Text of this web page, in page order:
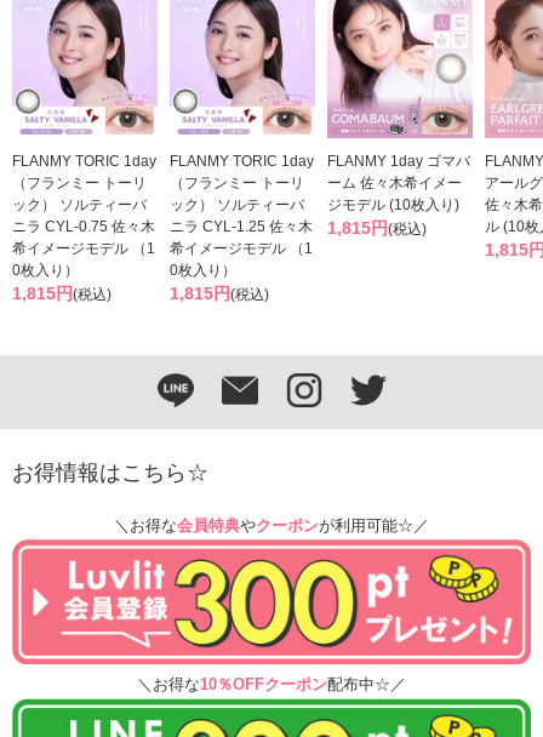
FLANMY TORIC 1day
（フランミー トーリ
ック） ソルティーバ
ニラ CYL-0.75 佐々木
希イメージモデル （1
0枚入り）
1,815円(税込)
FLANMY TORIC 1day
（フランミー トーリ
ック） ソルティーバ
ニラ CYL-1.25 佐々木
希イメージモデル （1
0枚入り）
1,815円(税込)
FLANMY 1day ゴマバ
ーム 佐々木希イメー
ジモデル (10枚入り)
1,815円(税込)
アール
佐々木
ル (10
1,815
お得情報はこちら☆
＼お得な会員特典やクーポンが利用可能☆／
＼お得な10％OFFクーポン配布中☆／